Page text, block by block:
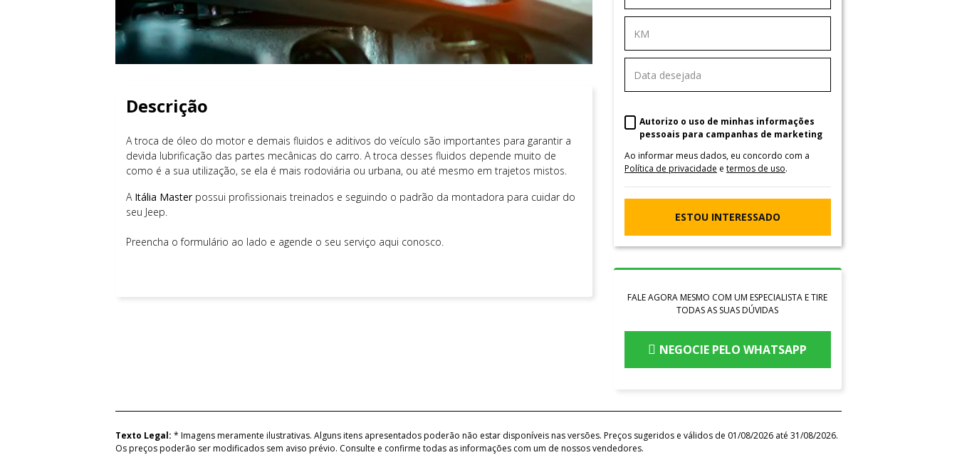
Descrição
A troca de óleo do motor e demais fluidos e aditivos do veículo são importantes para garantir a
devida lubrificação das partes mecânicas do carro. A troca desses fluidos depende muito de
como é a sua utilização, se ela é mais rodoviária ou urbana, ou até mesmo em trajetos mistos.
A Itália Masterpossui profissionais treinados e seguindo o padrão da montadora para cuidar do
seu Jeep.
Preencha o formulário ao lado e agende o seu serviço aqui conosco.
Autorizo o uso de minhas informações
pessoais para campanhas de marketing
Ao informar meus dados, eu concordo com a
Política de privacidade e termos de uso.
ESTOU INTERESSADO
FALE AGORA MESMO COM UM ESPECIALISTA E TIRE
TODAS AS SUAS DÚVIDAS
NEGOCIE PELO WHATSAPP
Texto Legal: * Imagens meramente ilustrativas. Alguns itens apresentados poderão não estar disponíveis nas versões. Preços sugeridos e válidos de 01/08/2026 até 31/08/2026.
Os preços poderão ser modificados sem aviso prévio. Consulte e confirme todas as informações com um de nossos vendedores.